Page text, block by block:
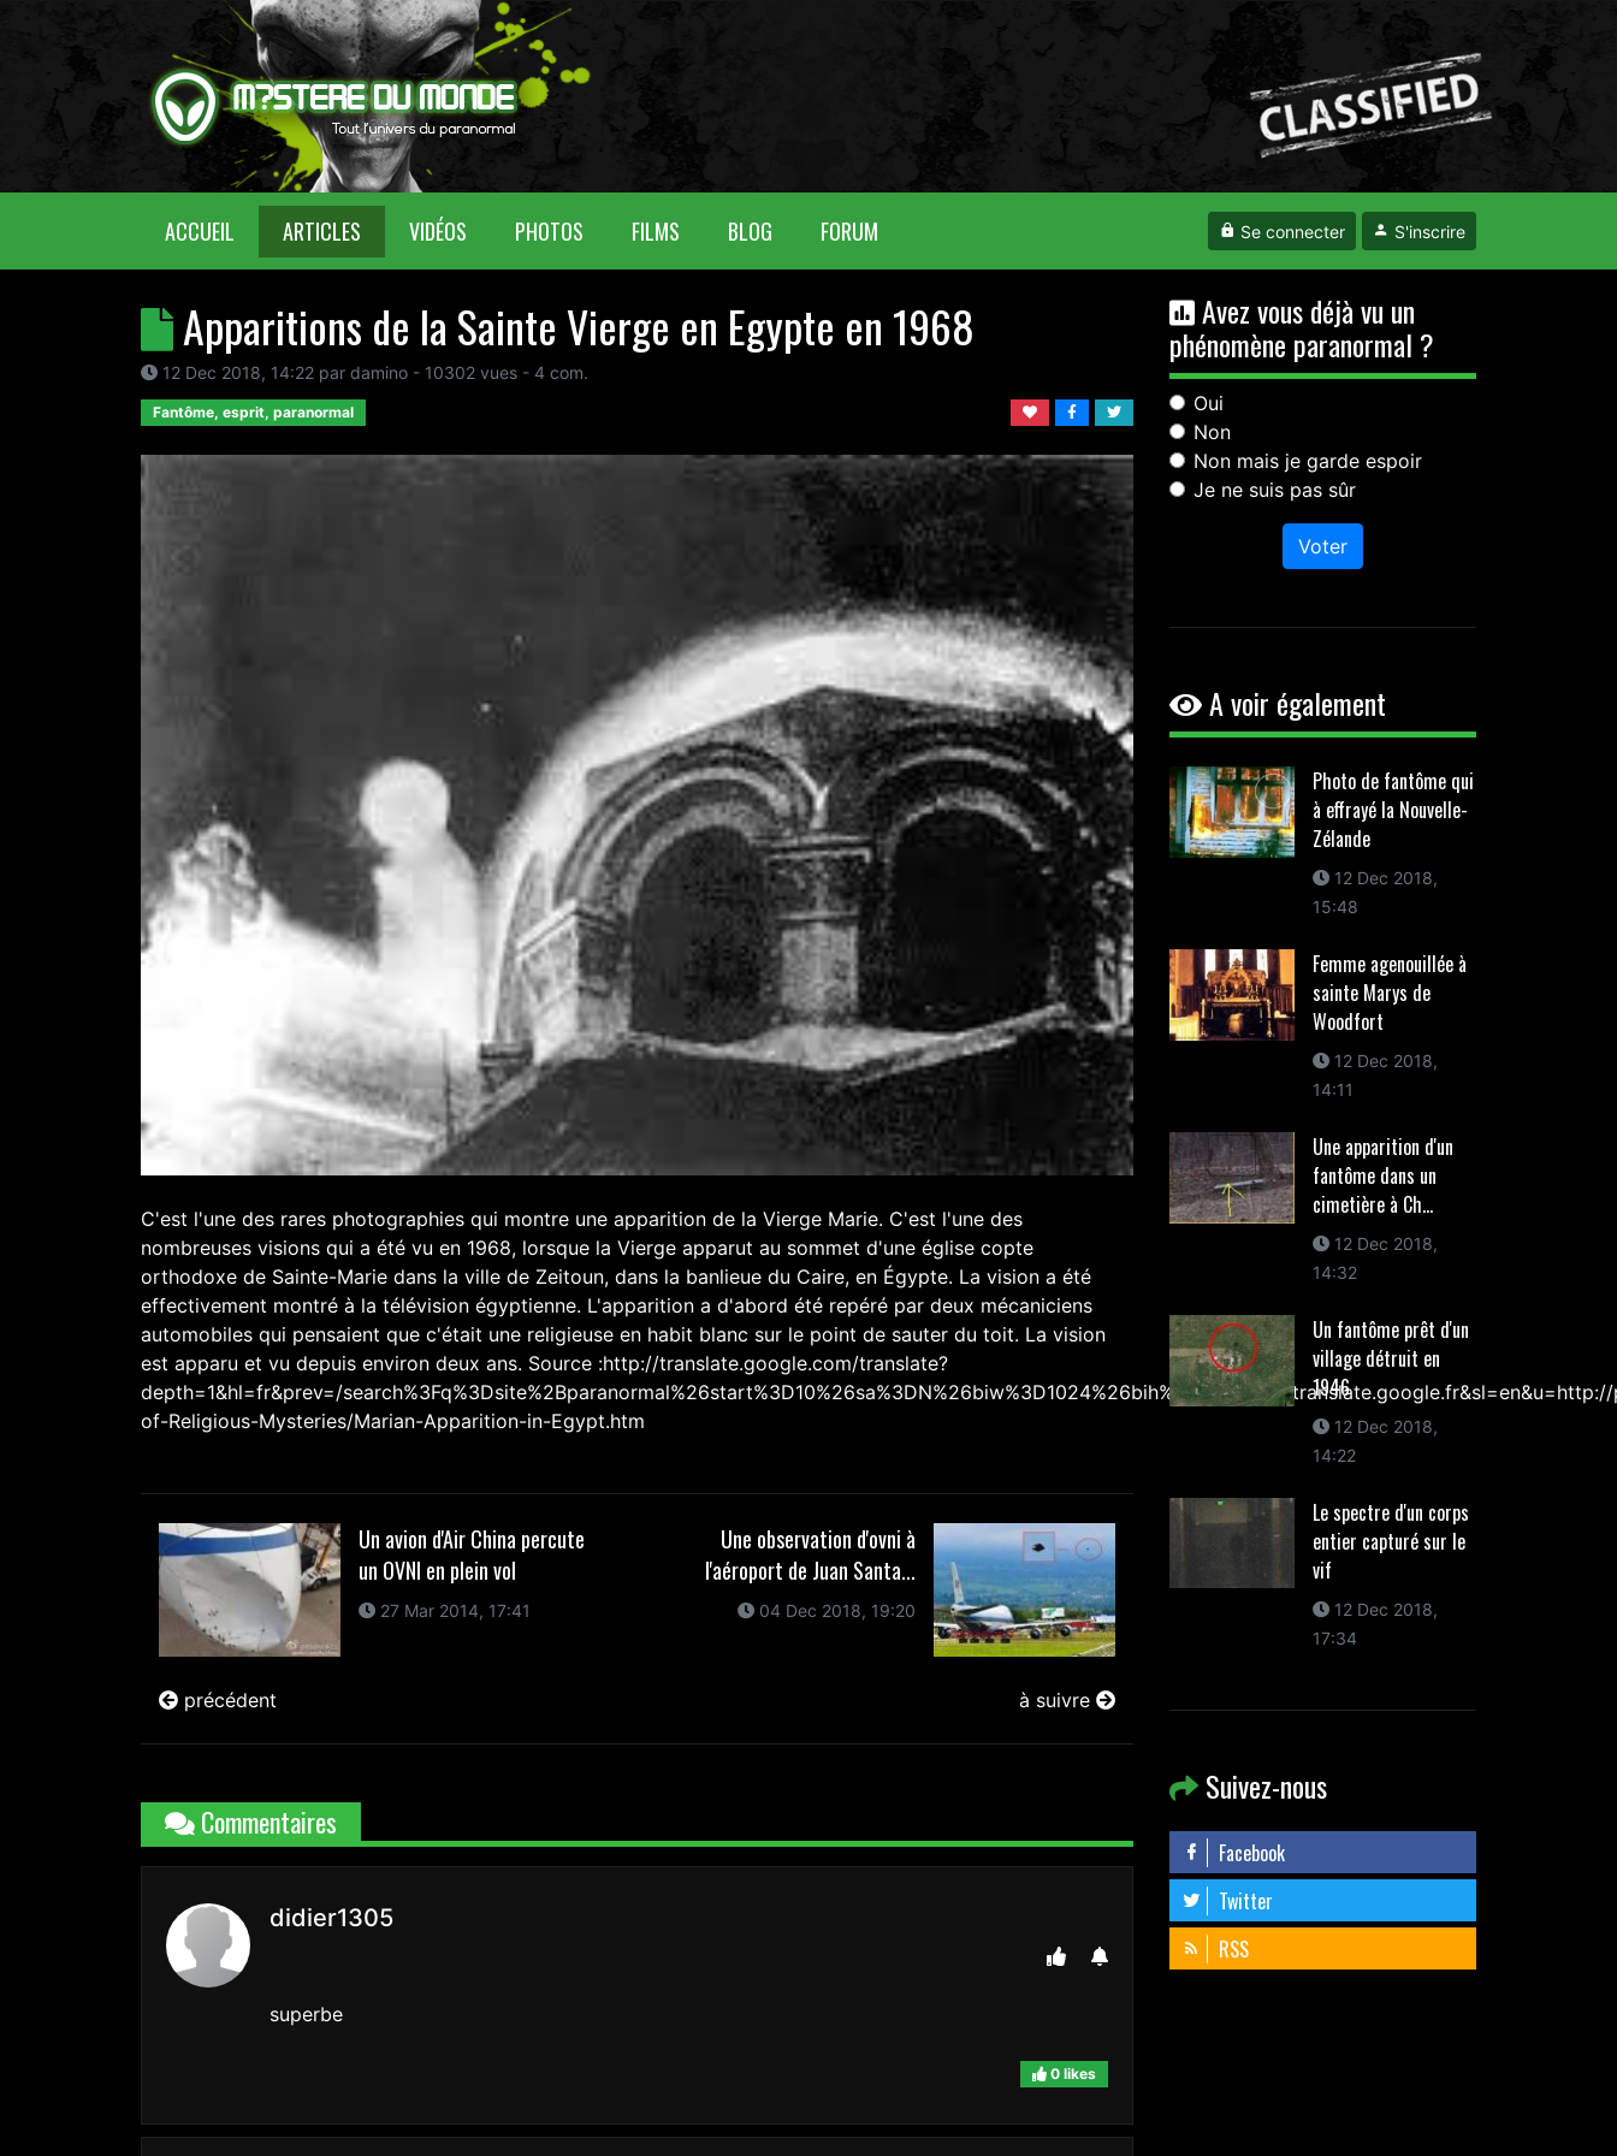
ACCUEIL (CURRENT)ARTICLES VIDÉOS PHOTOS FILMS BLOG FORUM Se connecter S'inscrire
Apparitions de la Sainte Vierge en Egypte en 1968
12 Dec 2018, 14:22 par damino - 10302 vues - 4 com.
Fantôme, esprit, paranormal
C'est l'une des rares photographies qui montre une apparition de la Vierge Marie. C'est l'une des
nombreuses visions qui a été vu en 1968, lorsque la Vierge apparut au sommet d'une église copte
orthodoxe de Sainte-Marie dans la ville de Zeitoun, dans la banlieue du Caire, en Égypte. La vision a été
effectivement montré à la télévision égyptienne. L'apparition a d'abord été repéré par deux mécaniciens
automobiles qui pensaient que c'était une religieuse en habit blanc sur le point de sauter du toit. La vision
est apparu et vu depuis environ deux ans. Source :http://translate.google.com/translate?
depth=1&hl=fr&prev=/
of-Religious-Mysteries/Marian-Apparition-in-Egypt.htm
Un avion d'Air China percute
un OVNI en plein vol
27 Mar 2014, 17:41
précédent
Une observation d'ovni à
l'aéroport de Juan Santa...
04 Dec 2018, 19:20
à suivre
Commentaires
didier1305
superbe
0 likes
Avez vous déjà vu un
phénomène paranormal ?
Oui
Non
Non mais je garde espoir
Je ne suis pas sûr
Voter
A voir également
Photo de fantôme qui
à effrayé la Nouvelle-
Zélande
12 Dec 2018,
15:48
Femme agenouillée à
sainte Marys de
Woodfort
12 Dec 2018,
14:11
Une apparition d'un
fantôme dans un
cimetière à Ch...
12 Dec 2018,
14:32
Un fantôme prêt d'un
village détruit en
1946
12 Dec 2018,
14:22
Le spectre d'un corps
entier capturé sur le
vif
12 Dec 2018,
17:34
Suivez-nous
Facebook
Twitter
RSS